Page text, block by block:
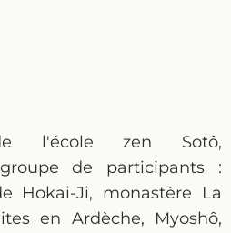
l'école zen Sotô,
de participants :
Hokai-Ji, monastère La
en Ardèche, Myoshô,